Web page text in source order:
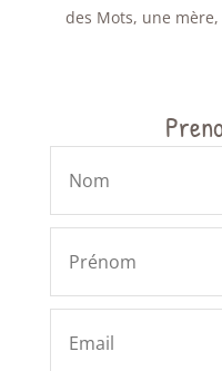
des Mots, une